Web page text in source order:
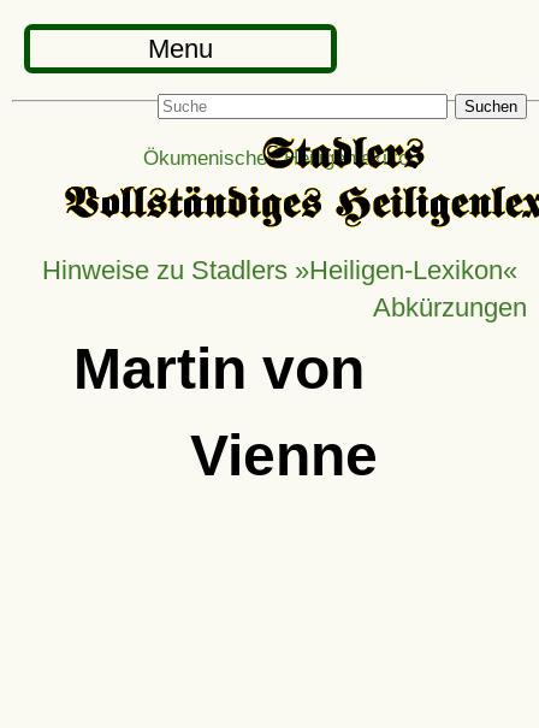
Menu
Suchen
Hinweise zu Stadlers »Heiligen-Lexikon«
Abkürzungen
Martin von
Vienne
Ökumenisches Heiligenlexikon